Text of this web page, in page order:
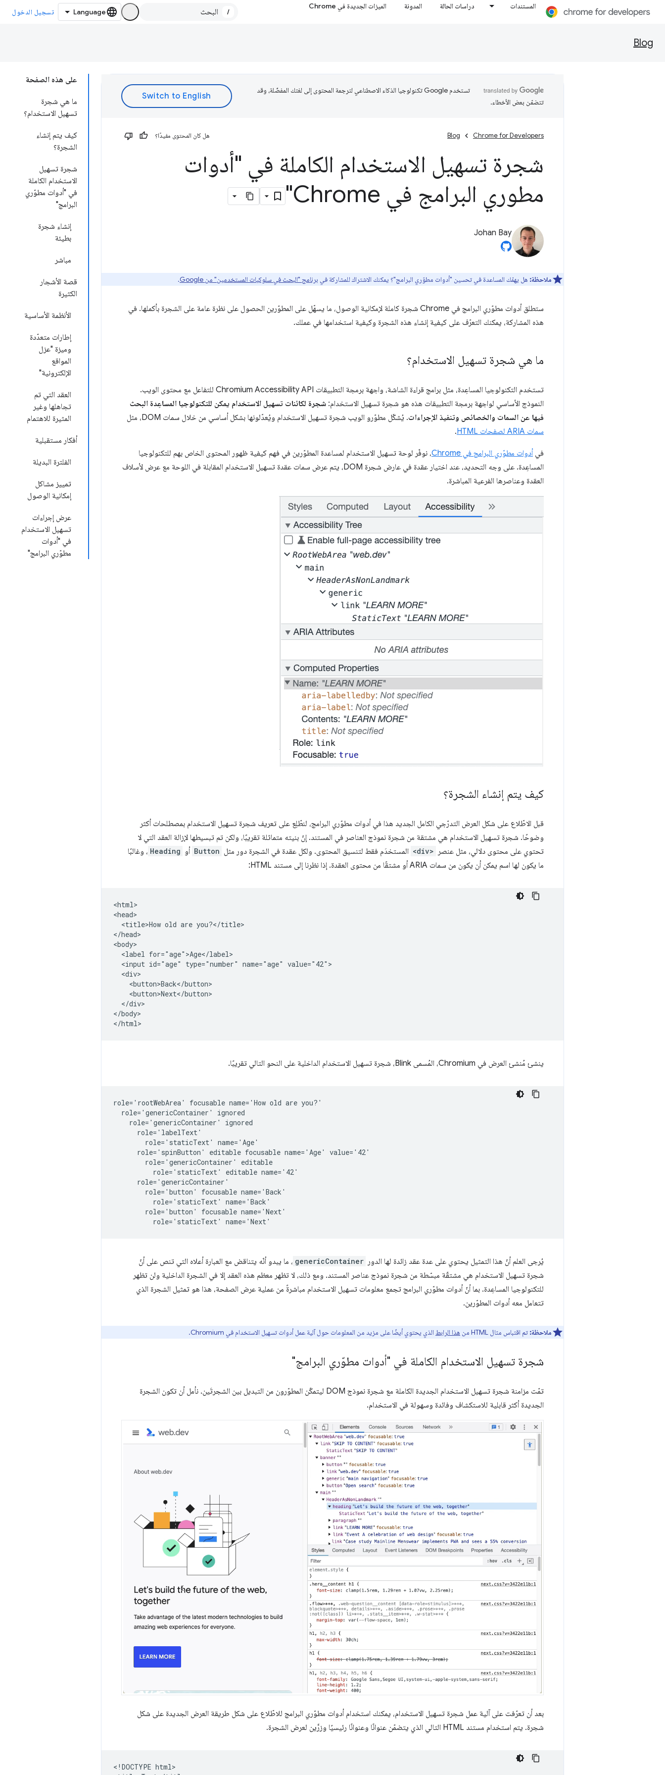
المستندات دراسات الحالة المدونة الميزات الجديدة في Chrome
/ تسجيل الدخول
Blog
على هذه الصفحة
ما هي شجرة
تسهيل الاستخدام؟
كيف يتم إنشاء
الشجرة؟
شجرة تسهيل
الاستخدام الكاملة
في "أدوات مطوّري
البرامج"
إنشاء شجرة
بطيئة
مباشر
قصة الأشجار
الكثيرة
الأنظمة الأساسية
إطارات متعدّدة
وميزة "عزل
المواقع
الإلكترونية"
العقد التي تم
تجاهلها وغير
المثيرة للاهتمام
أفكار مستقبلية
الفلترة البديلة
تمييز مشاكل
إمكانية الوصول
عرض إجراءات
تسهيل الاستخدام
في "أدوات
مطوّري البرامج"
تستخدم Google تكنولوجيا الذكاء الاصطناعي لترجمة المحتوى إلى لغتك المفضّلة، وقد
تتضمّن بعض الأخطاء.
Chrome for Developers
Blog هل كان المحتوى مفيدًا؟
شجرة تسهيل الاستخدام الكاملة في "أدوات
مطوري البرامج في Chrome"
Johan Bay
ملاحظة: هل يهمّك المساعدة في تحسين "أدوات مطوّري البرامج"؟ يمكنك الاشتراك للمشاركة في برنامج "البحث في سلوكيات المستخدمين" من Google .
ستطلق أدوات مطوّري البرامج في Chrome شجرة كاملة لإمكانية الوصول، ما يسهّل على المطوّرين الحصول على نظرة عامة على الشجرة بأكملها. في
هذه المشاركة، يمكنك التعرّف على كيفية إنشاء هذه الشجرة وكيفية استخدامها في عملك.
ما هي شجرة تسهيل الاستخدام؟
تستخدم التكنولوجيا المساعِدة، مثل برامج قراءة الشاشة، واجهة برمجة التطبيقات Chromium Accessibility API للتفاعل مع محتوى الويب.
النموذج الأساسي لواجهة برمجة التطبيقات هذه هو شجرة تسهيل الاستخدام: شجرة لكائنات تسهيل الاستخدام يمكن للتكنولوجيا المساعِدة البحث
فيها عن السمات والخصائص وتنفيذ الإجراءات. يُشكّل مطوّرو الويب شجرة تسهيل الاستخدام ويُعدّلونها بشكل أساسي من خلال سمات DOM، مثل
سمات ARIA لصفحات HTML
.
في أدوات مطوّري البرامج في Chrome
، نوفّر لوحة تسهيل الاستخدام لمساعدة المطوّرين في فهم كيفية ظهور المحتوى الخاص بهم للتكنولوجيا
المساعِدة. على وجه التحديد، عند اختيار عقدة في عارض شجرة DOM، يتم عرض سمات عقدة تسهيل الاستخدام المقابلة في اللوحة مع عرض لأسلاف
العقدة وعناصرها الفرعية المباشرة.
كيف يتم إنشاء الشجرة؟
قبل الاطّلاع على شكل العرض التدرّجي الكامل الجديد هذا في أدوات مطوّري البرامج، لنطّلِع على تعريف شجرة تسهيل الاستخدام بمصطلحات أكثر
وضوحًا. شجرة تسهيل الاستخدام هي مشتقة من شجرة نموذج العناصر في المستند. إنّ بنيته متماثلة تقريبًا، ولكن تم تبسيطها لإزالة العقد التي لا
تحتوي على محتوى دلالي، مثل عنصر
<div> المستخدَم فقط لتنسيق المحتوى. ولكل عقدة في الشجرة دور مثل Button أو Heading ، وغالبًا
ما يكون لها اسم يمكن أن يكون من سمات ARIA أو مشتقًا من محتوى العقدة. إذا نظرنا إلى مستند HTML:
<html>
<head>
  <title>How old are you?</title>
</head>
<body>
  <label for="age">Age</label>
  <input id="age" type="number" name="age" value="42">
  <div>
    <button>Back</button>
    <button>Next</button>
  </div>
</body>
ينشئ مُنشئ العرض في Chromium، المُسمى Blink، شجرة تسهيل الاستخدام الداخلية على النحو التالي تقريبًا.
role='rootWebArea' focusable name='How old are you?'
  role='genericContainer' ignored
    role='genericContainer' ignored
      role='labelText'
        role='staticText' name='Age'
      role='spinButton' editable focusable name='Age' value='42'
        role='genericContainer' editable
          role='staticText' editable name='42'
      role='genericContainer'
        role='button' focusable name='Back'
          role='staticText' name='Back'
        role='button' focusable name='Next'
يُرجى العلم أنّ هذا التمثيل يحتوي على عدة عقد زائدة لها الدور genericContainer ، ما يبدو أنّه يتناقض مع العبارة أعلاه التي تنص على أنّ
شجرة تسهيل الاستخدام هي مشتقّة مبسّطة من شجرة نموذج عناصر المستند. ومع ذلك، لا تظهر معظم هذه العقد إلا في الشجرة الداخلية ولن تظهر
للتكنولوجيا المساعِدة. بما أنّ أدوات مطوّري البرامج تجمع معلومات تسهيل الاستخدام مباشرةً من عملية عرض الصفحة، هذا هو تمثيل الشجرة الذي
تتعامل معه أدوات المطوّرين.
ملاحظة: تم اقتباس مثال HTML من هذا الرابط الذي يحتوي أيضًا على مزيد من المعلومات حول آلية عمل أدوات تسهيل الاستخدام في Chromium.
شجرة تسهيل الاستخدام الكاملة في "أدوات مطوّري البرامج"
تمّت مزامنة شجرة تسهيل الاستخدام الجديدة الكاملة مع شجرة نموذج DOM ليتمكّن المطوّرون من التبديل بين الشجرتَين. نأمل أن تكون الشجرة
الجديدة أكثر قابلية للاستكشاف وفائدة وسهولة في الاستخدام.
بعد أن تعرّفت على آلية عمل شجرة تسهيل الاستخدام، يمكنك استخدام أدوات مطوّري البرامج للاطّلاع على شكل طريقة العرض الجديدة على شكل
شجرة. يتم استخدام مستند HTML التالي الذي يتضمّن عنوانًا وعنوانًا رئيسيًا وزرَّين لعرض الشجرة.
<!DOCTYPE html>